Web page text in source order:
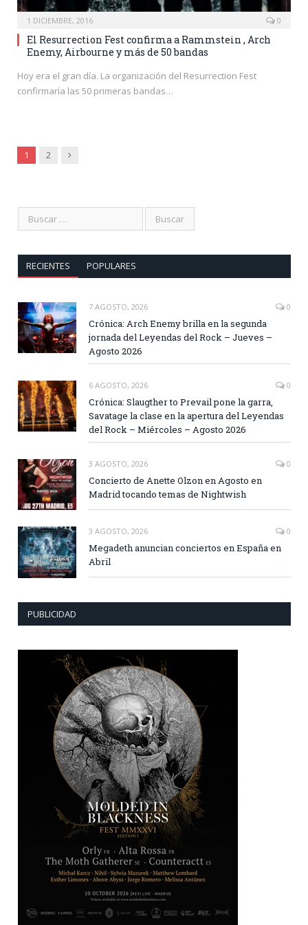
1 DICIEMBRE, 2016 0
El Resurrection Fest confirma a Rammstein , Arch
Enemy, Airbourne y más de 50 bandas
Hoy era el gran día. La organización del Resurrection Fest
confirmaría las 50 primeras bandas…
1 2 Siguiente
RECIENTES POPULARES
7 AGOSTO, 2026 0
Crónica: Arch Enemy brilla en la segunda
jornada del Leyendas del Rock – Jueves –
Agosto 2026
6 AGOSTO, 2026 0
Crónica: Slaugther to Prevail pone la garra,
Savatage la clase en la apertura del Leyendas
del Rock – Miércoles – Agosto 2026
3 AGOSTO, 2026 0
Concierto de Anette Olzon en Agosto en
Madrid tocando temas de Nightwish
3 AGOSTO, 2026 0
Megadeth anuncian conciertos en España en
Abril
PUBLICIDAD